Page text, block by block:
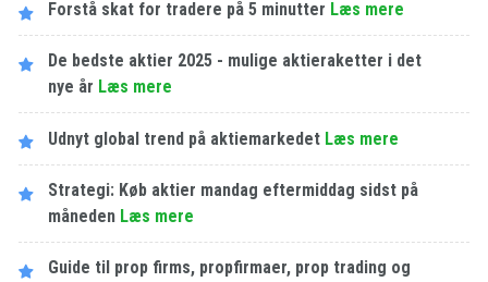
Forstå skat for tradere på 5 minutter Læs mere
De bedste aktier 2025 - mulige aktieraketter i det
nye år Læs mere
Udnyt global trend på aktiemarkedet Læs mere
Strategi: Køb aktier mandag eftermiddag sidst på
måneden Læs mere
Guide til prop firms, propfirmaer, prop trading og